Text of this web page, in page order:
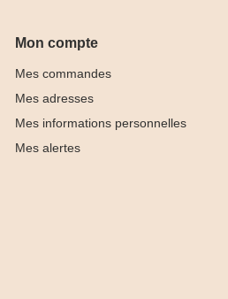
Mon compte
Mes commandes
Mes adresses
Mes informations personnelles
Mes alertes